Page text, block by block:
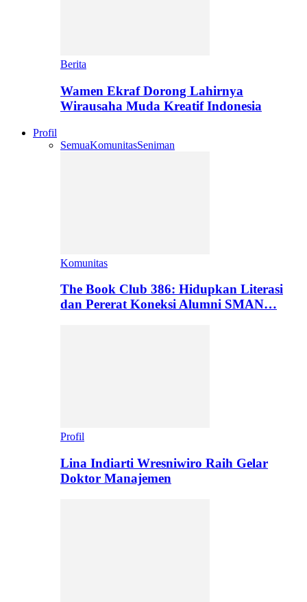
Berita
Wamen Ekraf Dorong Lahirnya
Wirausaha Muda Kreatif Indonesia
Profil
SemuaKomunitasSeniman
Komunitas
The Book Club 386: Hidupkan Literasi
dan Pererat Koneksi Alumni SMAN…
Profil
Lina Indiarti Wresniwiro Raih Gelar
Doktor Manajemen